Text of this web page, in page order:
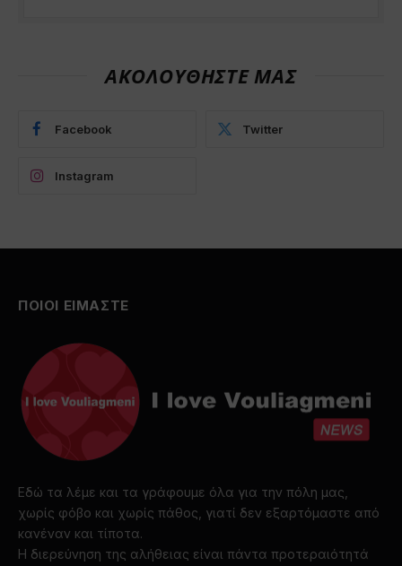
ΑΚΟΛΟΥΘΗΣΤΕ ΜΑΣ
Facebook Twitter
Instagram
ΠΟΙΟΙ ΕΙΜΑΣΤΕ
Εδώ τα λέμε και τα γράφουμε όλα για την πόλη μας,
χωρίς φόβο και χωρίς πάθος, γιατί δεν εξαρτόμαστε από
κανέναν και τίποτα.
Η διερεύνηση της αλήθειας είναι πάντα προτεραιότητά